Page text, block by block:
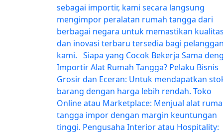
sebagai importir, kami secara langsung
mengimpor peralatan rumah tangga dari
berbagai negara untuk memastikan kualitas
dan inovasi terbaru tersedia bagi pelanggan
kami. Siapa yang Cocok Bekerja Sama
Importir Alat Rumah Tangga? Pelaku Bisnis
Grosir dan Eceran: Untuk mendapatkan
barang dengan harga lebih rendah. Toko
Online atau Marketplace: Menjual alat
tangga impor dengan margin keuntungan
tinggi. Pengusaha Interior atau Hospitality: